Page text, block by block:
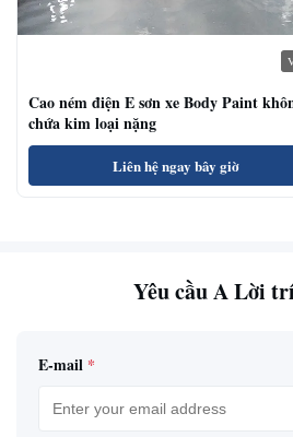
Cao ném điện E sơn xe Body Paint
chứa kim loại nặng
Liên hệ ngay bây giờ
Yêu cầu A Lời
E-mail *